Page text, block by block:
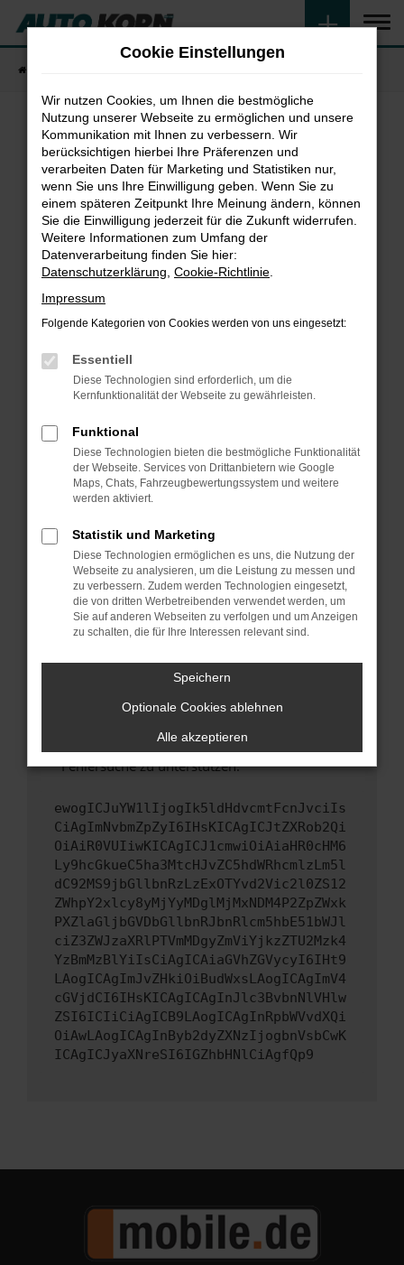
Zum
Hauptinhalt
Fehler: Network Error
Beim Laden ist ein Fehler aufgetreten.
Hier sind ein paar Tipps, die dir helfen können:
Überprüfe deine Firewall und deine
Internetverbindung.
Laden andere Webseiten, zum Beispiel deine
Suchmaschine?
Prüfe deine Browsererweiterungen.
können das Laden bestimmter Seiten
verhindern. Funktioniert die Seite in einem
Fenster?
Starte dein Gerät neu.
Das kann manchmal helfen, vorübergehende
Probleme zu beheben.
Betriebssystem auf dem neuesten Stand
sind.
Veraltete Software birgt nicht nur ein
Sicherheitsrisiko, sondern kann auch dazu
führen, dass bestimmte Funktionen nicht mehr
unterstützt werden.
Wende dich an den Webseitenbetreiber.
Wenn du alle oben genannten Schritte versucht
hast, kontaktiere uns bitte. Wir werden
uns diesen Text schicken, um uns bei der
Fehlersuche zu unterstützen:
ewogICJuYW1lIjogIk5ldHdvcmtFcnJvciIs
CiAgImNvbmZpZyI6IHsKICAgICJtZXRob2Qi
OiAiR0VUIiwKICAgICJ1cmwiOiAiaHR0cHM6
Ly9hcGkueC5ha3MtcHJvZC5hdWRhcmlzLm5l
dC92MS9jbGllbnRzLzExOTYvd2Vic2l0ZS12
ZWhpY2xlcy8yMjYyMDglMjMxNDM4P2ZpZWxk
PXZlaGljbGVDbGllbnRJbnRlcm5hbE51bWJl
ciZ3ZWJzaXRlPTVmMDgyZmViYjkzZTU2Mzk4
YzBmMzBlYiIsCiAgICAiaGVhZGVycyI6IHt9
LAogICAgImJvZHkiOiBudWxsLAogICAgImV4
cGVjdCI6IHsKICAgICAgInJlc3BvbnNlVHlw
ZSI6ICIiCiAgICB9LAogICAgInRpbWVvdXQi
OiAwLAogICAgInByb2dyZXNzIjogbnVsbCwK
ICAgICJyaXNreSI6IGZhbHNlCiAgfQp9
Cookie Einstellungen
Wir nutzen Cookies, um Ihnen die bestmögliche
Nutzung unserer Webseite zu ermöglichen und unsere
Kommunikation mit Ihnen zu verbessern. Wir
berücksichtigen hierbei Ihre Präferenzen und
verarbeiten Daten für Marketing und Statistiken nur,
wenn Sie uns Ihre Einwilligung geben. Wenn Sie zu
einem späteren Zeitpunkt Ihre Meinung ändern, können
Sie die Einwilligung jederzeit für die Zukunft widerrufen.
Weitere Informationen zum Umfang der
Datenverarbeitung finden Sie hier:
Datenschutzerklärung Cookie-Richtlinie
Impressum
Folgende Kategorien von Cookies werden von uns eingesetzt:
Essentiell
Diese Technologien sind erforderlich, um die
Kernfunktionalität der Webseite zu gewährleisten.
Funktional
Diese Technologien bieten die bestmögliche Funktionalität
der Webseite. Services von Drittanbietern wie Google
Maps, Chats, Fahrzeugbewertungssystem und weitere
werden aktiviert.
Statistik und Marketing
Diese Technologien ermöglichen es uns, die Nutzung der
Webseite zu analysieren, um die Leistung zu messen und
zu verbessern. Zudem werden Technologien eingesetzt,
die von dritten Werbetreibenden verwendet werden, um
Sie auf anderen Webseiten zu verfolgen und um Anzeigen
zu schalten, die für Ihre Interessen relevant sind.
Speichern
Optionale Cookies ablehnen
Alle akzeptieren